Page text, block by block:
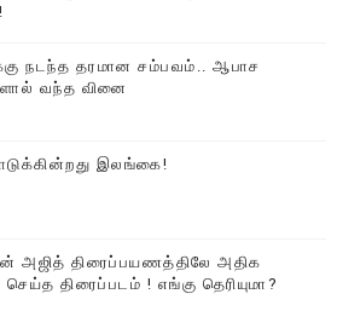
நடந்த தரமான சம்பவம்.. ஆபாச
வந்த வினை
இலங்கை!
அஜித் திரைப்பயணத்திலே அதிக
திரைப்படம் ! எங்கு தெரியுமா?